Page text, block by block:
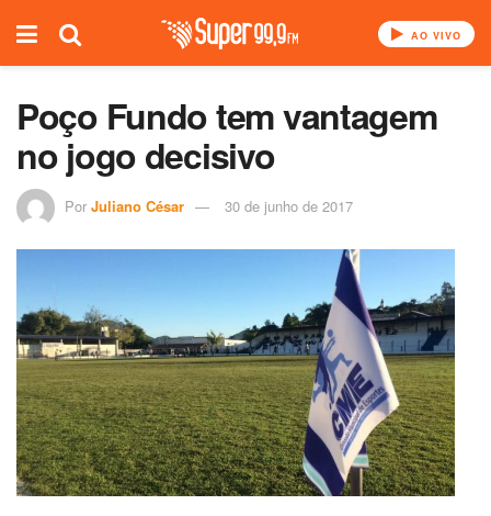
AO VIVO
Poço Fundo tem vantagem
no jogo decisivo
Por Juliano César 30 de junho de 2017